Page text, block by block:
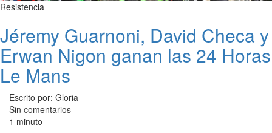
Resistencia
Jéremy Guarnoni, David Checa y
Erwan Nigon ganan las 24 Horas
Le Mans
Escrito por: Gloria
Sin comentarios
1 minuto